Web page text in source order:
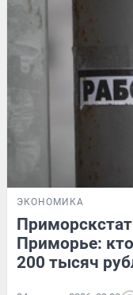
ЭКОНОМИКА
Приморье:
200 тысяч